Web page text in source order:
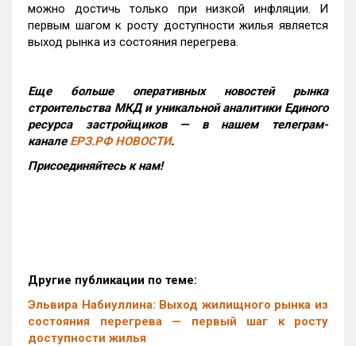
можно достичь только при низкой инфляции. И
первым шагом к росту доступности жилья является
выход рынка из состояния перегрева.
Еще больше оперативных новостей рынка
строительства МКД и уникальной аналитики Единого
ресурса застройщиков — в нашем телеграм-
канале ЕРЗ.РФ НОВОСТИ.
Присоединяйтесь к нам!
Другие публикации по теме:
Эльвира Набиуллина: Выход жилищного рынка из
состояния перегрева — первый шаг к росту
доступности жилья